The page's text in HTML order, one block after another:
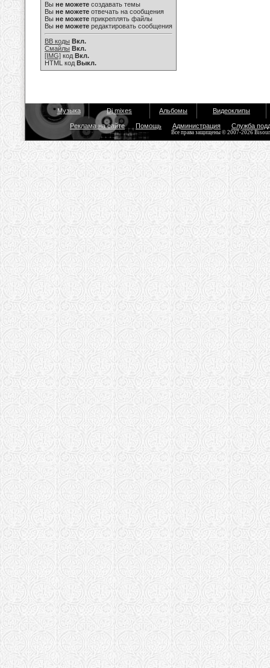
Вы не можете создавать темы
Вы не можете отвечать на сообщения
Вы не можете прикреплять файлы
Вы не можете редактировать сообщения
BB коды Вкл.
Смайлы Вкл.
[IMG] код Вкл.
HTML код Выкл.
Музыка Dj mixes Альбомы Видеоклипы
Реклама на сайте Помощь Администрация Служба
Все права защищены © 2007-2026